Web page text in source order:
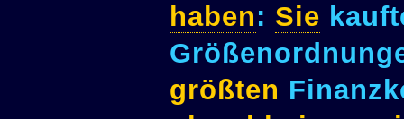
haben: Sie
größten